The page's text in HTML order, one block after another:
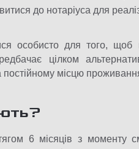
до нотаріуса для
особисто для того, щоб
цілком
постійному місцю
6 місяців з моменту